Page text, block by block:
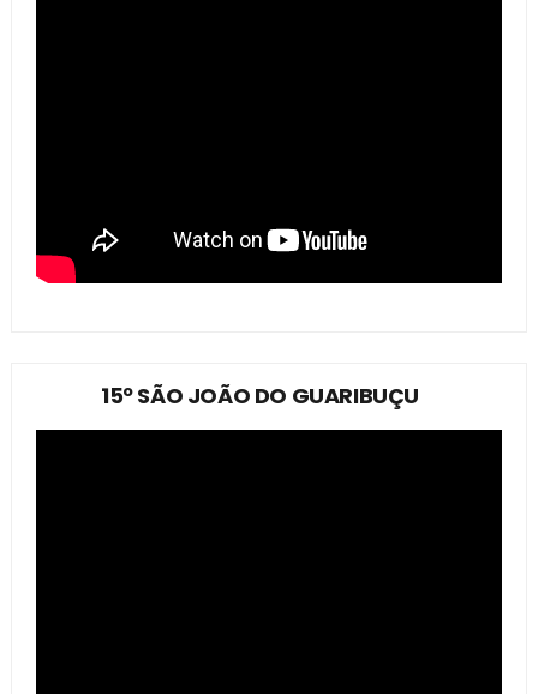
15º SÃO JOÃO DO GUARIBUÇU